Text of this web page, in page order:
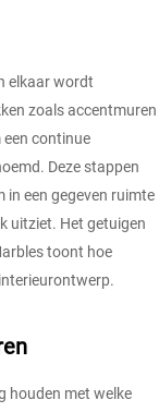
elkaar wordt
zoals accentmuren
een continue
Deze stappen
in een gegeven ruimte
uitziet. Het getuigen
toont hoe
houden met welke